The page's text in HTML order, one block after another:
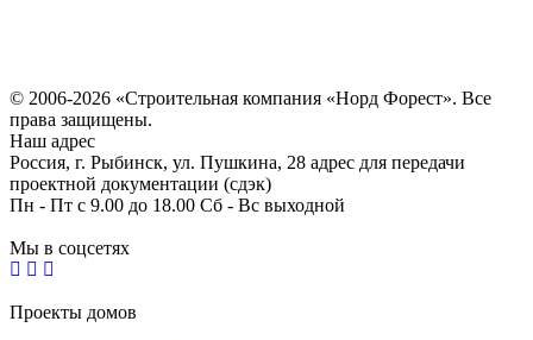
© 2006-2026 «Строительная компания «Норд Форест». Все
права защищены.
Наш адрес
Россия, г. Рыбинск, ул. Пушкина, 28 адрес для передачи
проектной документации (сдэк)
Пн - Пт с 9.00 до 18.00 Сб - Вс выходной
Мы в соцсетях
Проекты домов